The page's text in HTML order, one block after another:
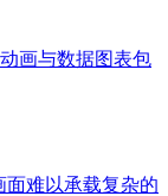
难以承载复杂的